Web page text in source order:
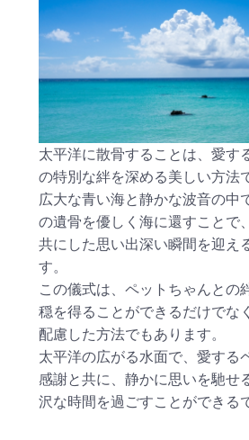
太平洋に散骨することは、愛す
の特別な絆を深める美しい方法
広大な青い海と静かな波音の中
の遺骨を優しく海に還すことで
共にした思い出深い瞬間を迎え
す。
この儀式は、ペットちゃんとの
穏を得ることができるだけでな
配慮した方法でもあります。
太平洋の広がる水面で、愛する
感謝と共に、静かに思いを馳せ
沢な時間を過ごすことができる